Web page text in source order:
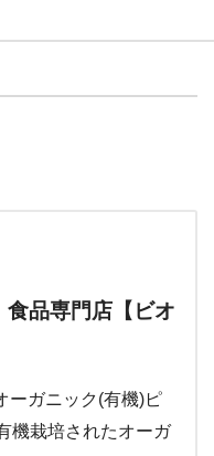
品専門店【ビオ
ーガニック(有機)ピ
機栽培されたオーガ